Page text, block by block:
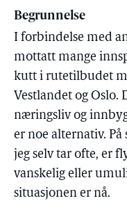
Begrunnelse
I forbindelse med
mottatt mange
kutt i rutetilbudet
Vestlandet og
næringsliv og
er noe alternativ. På
jeg selv tar ofte, er
vanskelig eller
situasjonen er nå.